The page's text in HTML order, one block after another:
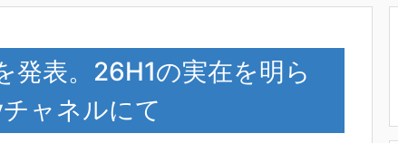
表。26H1の実在を明ら
ャネルにて